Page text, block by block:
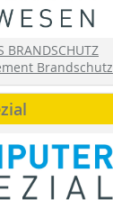
Brandschutz